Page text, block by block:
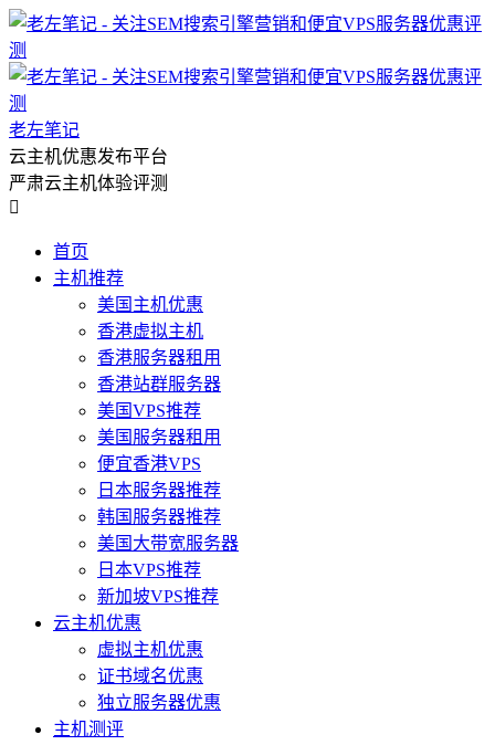
老左笔记
云主机优惠发布平台
严肃云主机体验评测

首页
主机推荐
美国主机优惠
香港虚拟主机
香港服务器租用
香港站群服务器
美国VPS推荐
美国服务器租用
便宜香港VPS
日本服务器推荐
韩国服务器推荐
美国大带宽服务器
日本VPS推荐
新加坡VPS推荐
云主机优惠
虚拟主机优惠
证书域名优惠
独立服务器优惠
主机测评